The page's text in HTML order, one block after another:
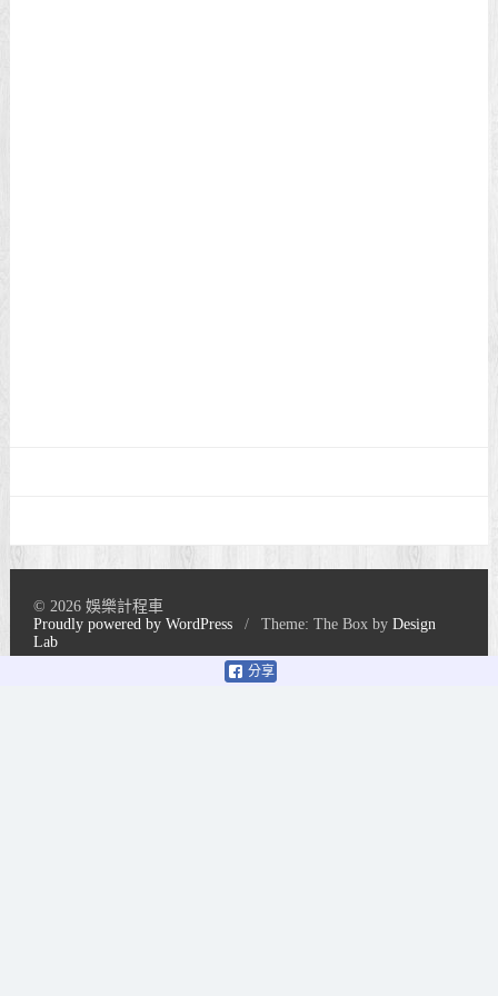
分享
© 2026 娛樂計程車
Proudly powered by WordPress
/ Theme: The Box byDesign
Lab